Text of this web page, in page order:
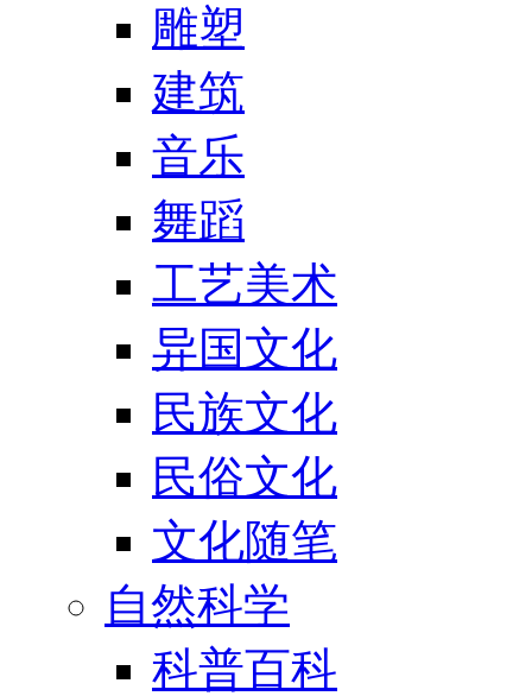
雕塑
建筑
音乐
舞蹈
工艺美术
异国文化
民族文化
民俗文化
文化随笔
自然科学
科普百科